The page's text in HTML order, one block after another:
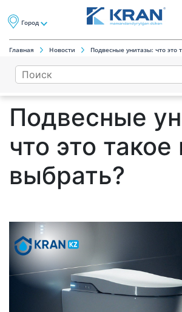
Город
Главная Новости Подвесные унитазы: что это
Подвесные
что это такое
выбрать?